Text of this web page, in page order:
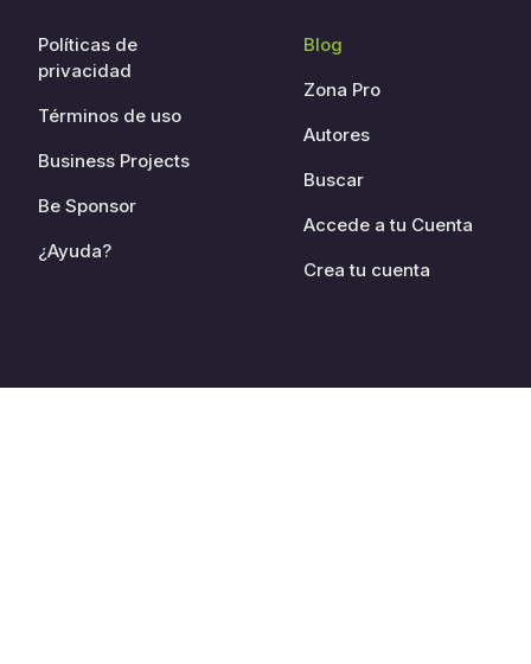
Políticas de
privacidad
Términos de uso
Business Projects
Be Sponsor
¿Ayuda?
Blog
Zona Pro
Autores
Buscar
Accede a tu Cuenta
Crea tu cuenta